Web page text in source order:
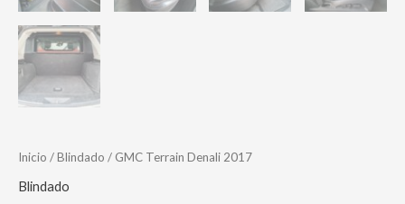
Inicio /Blindado / GMC Terrain Denali 2017
Blindado